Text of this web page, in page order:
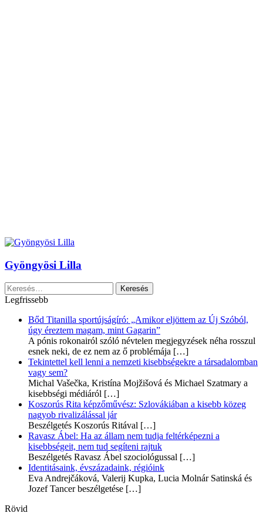
Gyöngyösi Lilla
Keresés:
Legfrissebb
Bőd Titanilla sportújságíró: „Amikor eljöttem az Új Szóból,
úgy éreztem magam, mint Gagarin”
A pónis rokonairól szóló névtelen megjegyzések néha rosszul
esnek neki, de ez nem az ő problémája […]
Tekintettel kell lenni a nemzeti kisebbségekre a társadalomban
vagy sem?
Michal Vašečka, Kristína Mojžišová és Michael Szatmary a
kisebbségi médiáról […]
Koszorús Rita képzőművész: Szlovákiában a kisebb közeg
nagyob rivalizálással jár
Beszélgetés Koszorús Ritával […]
Ravasz Ábel: Ha az állam nem tudja feltérképezni a
kisebbségeit, nem tud segíteni rajtuk
Beszélgetés Ravasz Ábel szociológussal […]
Identitásaink, évszázadaink, régióink
Eva Andrejčáková, Valerij Kupka, Lucia Molnár Satinská és
Jozef Tancer beszélgetése […]
Rövid